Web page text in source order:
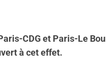
CDG et Paris-Le
à cet effet.